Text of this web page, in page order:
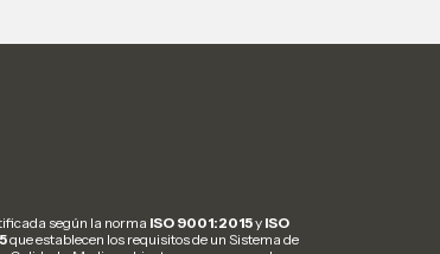
según la norma ISO 9001:2015y ISO
que establecen los requisitos de un Sistema de